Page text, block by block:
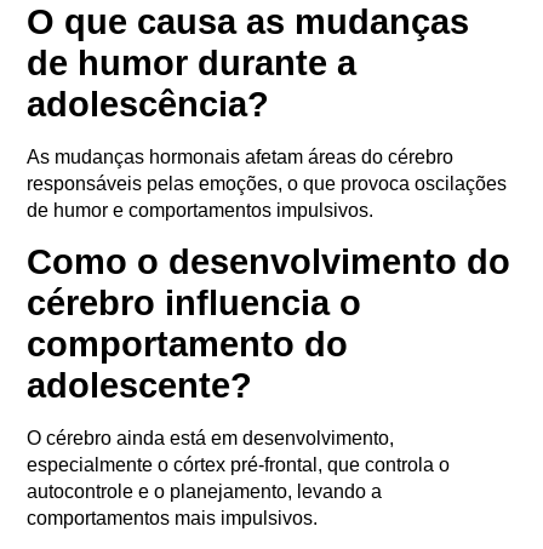
O que causa as mudanças
de humor durante a
adolescência?
As mudanças hormonais afetam áreas do cérebro
responsáveis pelas emoções, o que provoca oscilações
de humor e comportamentos impulsivos.
Como o desenvolvimento do
cérebro influencia o
comportamento do
adolescente?
O cérebro ainda está em desenvolvimento,
especialmente o córtex pré-frontal, que controla o
autocontrole e o planejamento, levando a
comportamentos mais impulsivos.